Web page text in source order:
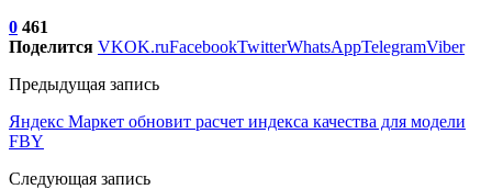
0 461
Поделится VKOK.ruFacebookTwitterWhatsAppTelegramViber
Предыдущая запись
Яндекс Маркет обновит расчет индекса качества для модели
FBY
Следующая запись